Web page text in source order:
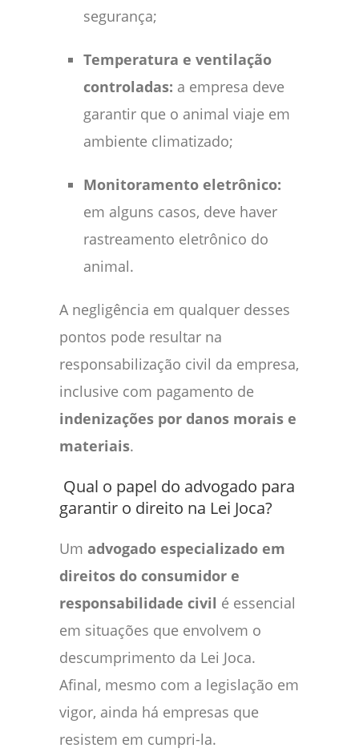
segurança;
Temperatura e ventilação
controladas: a empresa deve
garantir que o animal viaje em
ambiente climatizado;
Monitoramento eletrônico:
em alguns casos, deve haver
rastreamento eletrônico do
animal.
A negligência em qualquer desses
pontos pode resultar na
responsabilização civil da empresa,
inclusive com pagamento de
indenizações por danos morais e
materiais.
Qual o papel do advogado para
garantir o direito na Lei Joca?
Um advogado especializado em
direitos do consumidor e
responsabilidade civil é essencial
em situações que envolvem o
descumprimento da Lei Joca.
Afinal, mesmo com a legislação em
vigor, ainda há empresas que
resistem em cumpri-la.